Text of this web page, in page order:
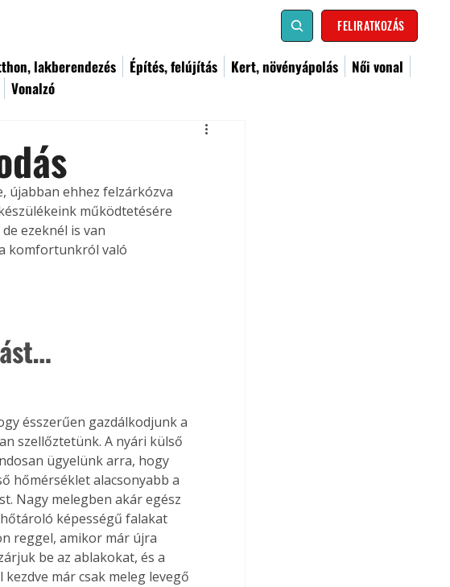
FELIRATKOZÁS
lakberendezés Építés, felújítás Kert, növényápolás
Női vonal
Vonalzó
újabban ehhez felzárkózva
működtetésére
ezeknél is van
komfortunkról való
ésszerűen gazdálkodjunk a
szellőztetünk. A nyári külső
ügyelünk arra, hogy
hőmérséklet alacsonyabb a
Nagy melegben akár egész
képességű falakat
reggel, amikor már újra
be az ablakokat, és a
már csak meleg levegő